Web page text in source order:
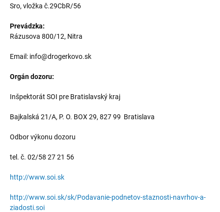
Sro, vložka č.29CbR/56
Prevádzka:
Rázusova 800/12, Nitra
Email: info@drogerkovo.sk
Orgán dozoru:
Inšpektorát SOI pre Bratislavský kraj
Bajkalská 21/A, P. O. BOX 29, 827 99 Bratislava
Odbor výkonu dozoru
tel. č. 02/58 27 21 56
http://www.soi.sk
http://www.soi.sk/sk/Podavanie-podnetov-staznosti-navrhov-a-
ziadosti.soi